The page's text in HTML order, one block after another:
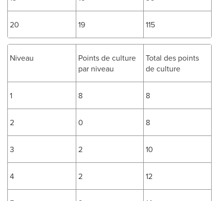
20 19 115
Niveau
Points de culture
par niveau
Total des points
de culture
1 8 8
2 0 8
3 2 10
4 2 12